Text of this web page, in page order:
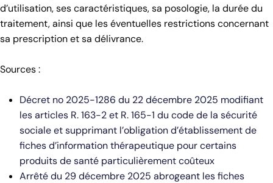
d’utilisation, ses caractéristiques, sa posologie, la durée du
traitement, ainsi que les éventuelles restrictions concernant
sa prescription et sa délivrance.
Sources :
Décret no 2025-1286 du 22 décembre 2025 modifiant
les articles R. 163-2 et R. 165-1 du code de la sécurité
sociale et supprimant l’obligation d’établissement de
fiches d’information thérapeutique pour certains
produits de santé particulièrement coûteux
Arrêté du 29 décembre 2025 abrogeant les fiches